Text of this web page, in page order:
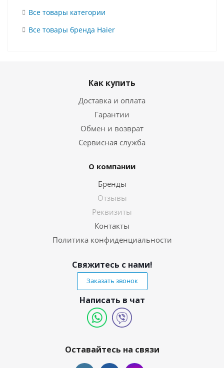
Все товары категории
Все товары бренда Haier
Как купить
Доставка и оплата
Гарантии
Обмен и возврат
Сервисная служба
О компании
Бренды
Отзывы
Реквизиты
Контакты
Политика конфиденциальности
Свяжитесь с нами!
Заказать звонок
Написать в чат
Оставайтесь на связи